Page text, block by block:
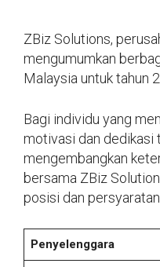
ZBiz Solutions,
mengumumkan
Malaysia untuk tahun
Bagi individu yang
motivasi dan dedikasi
mengembangkan
bersama ZBiz
posisi dan
Penyelenggara